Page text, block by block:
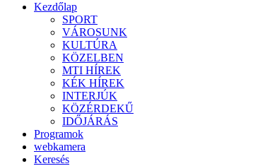
Kezdőlap
SPORT
VÁROSUNK
KULTÚRA
KÖZELBEN
MTI HÍREK
KÉK HÍREK
INTERJÚK
KÖZÉRDEKŰ
IDŐJÁRÁS
Programok
webkamera
Keresés